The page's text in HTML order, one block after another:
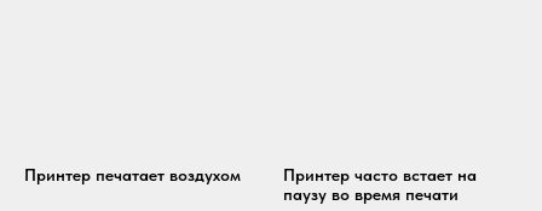
Принтер печатает воздухом
Принтер часто встает на
паузу во время печати